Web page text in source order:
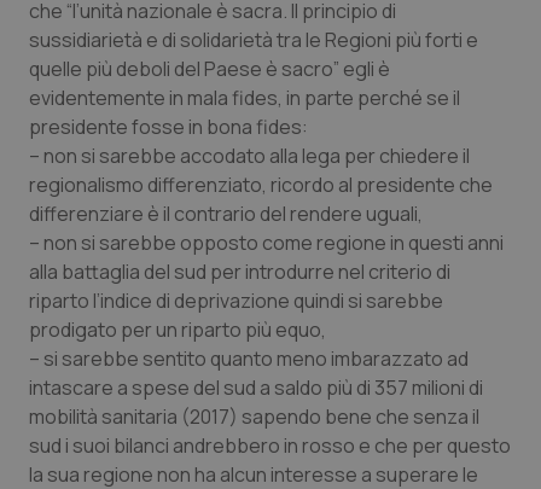
Salute orale & impianti
Sangue & coagulazione
Tiroide
Tumore al seno
Tumore ovarico
Tumori del Polmone & Testa Collo
Tumori gastrointestinali
Ulcera & Reflusso
che “l’unità nazionale è sacra. Il principio di
sussidiarietà e di solidarietà tra le Regioni più forti e
quelle più deboli del Paese è sacro” egli è
evidentemente in mala fides, in parte perché se il
presidente fosse in bona fides:
– non si sarebbe accodato alla lega per chiedere il
regionalismo differenziato, ricordo al presidente che
differenziare è il contrario del rendere uguali,
– non si sarebbe opposto come regione in questi anni
alla battaglia del sud per introdurre nel criterio di
riparto l’indice di deprivazione quindi si sarebbe
prodigato per un riparto più equo,
– si sarebbe sentito quanto meno imbarazzato ad
intascare a spese del sud a saldo più di 357 milioni di
mobilità sanitaria (2017) sapendo bene che senza il
sud i suoi bilanci andrebbero in rosso e che per questo
la sua regione non ha alcun interesse a superare le